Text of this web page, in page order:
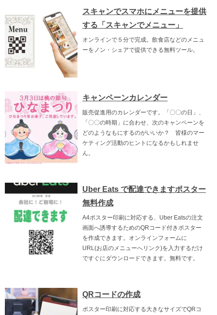
スキャンでスマホにメニューを提供
する「スキャンでメニュー」
オンラインで５分で完成。飲食店などのメニュ
ーをノン・シェアで提供できる無料ツール。
キャンペーンカレンダー
販売促進用のカレンダーです。「〇〇の日」、
「〇〇の時期」に合わせ、次のキャンペーンを
どのようなもにするのがいいか？ 皆様のマー
ケティング活動のヒントになるかもしれませ
ん。
Uber Eats で配達できますポスター
無料作成
A4ポスター印刷に対応する、Uber Eatsの注文
画面へ誘導するためのQRコード付きポスター
を作成できます。オンラインフォームに
URL(お店のメニューへリンク)を入力するだけ
ですぐにダウンロードできます。無料です。
QRコードの作成
ポスター印刷に対応する大きなサイズでQRコ